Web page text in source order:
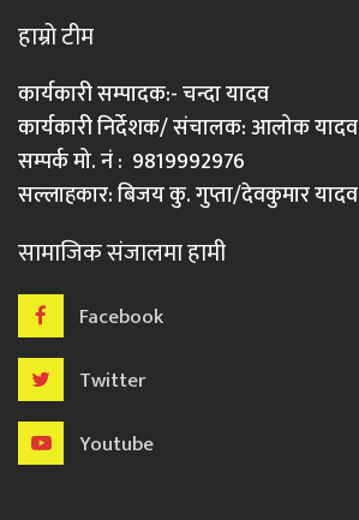
हाम्रो टीम
कार्यकारी सम्पादक:- चन्दा यादव
कार्यकारी निर्देशक/ संचालक: आलोक यादव
सम्पर्क मो. नं : 9819992976
सल्लाहकार: बिजय कु. गुप्ता/देवकुमार यादव
सामाजिक संजालमा हामी
Facebook
Twitter
Youtube